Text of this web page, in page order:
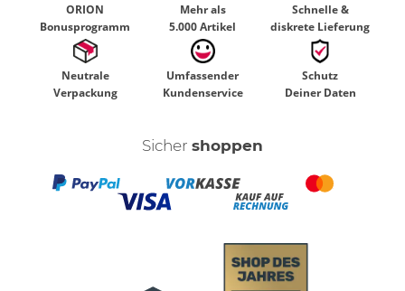
ORION
Bonusprogramm
Mehr als
5.000 Artikel
Schnelle &
diskrete Lieferung
Neutrale
Verpackung
Umfassender
Kundenservice
Schutz
Deiner Daten
Sicher shoppen